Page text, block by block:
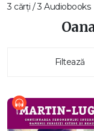
3 cărți / 3 Audiobooks
Filtează